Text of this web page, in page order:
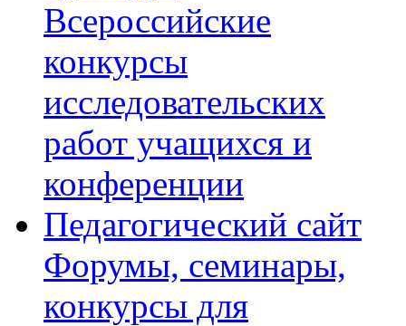
Всероссийские
конкурсы
исследовательских
работ учащихся и
конференции
Педагогический сайт
Форумы, семинары,
конкурсы для